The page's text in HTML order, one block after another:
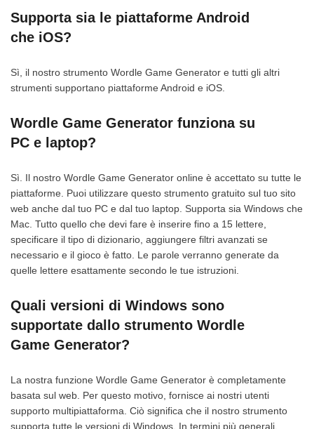
Supporta sia le piattaforme Android
che iOS?
Sì, il nostro strumento Wordle Game Generator e tutti gli altri
strumenti supportano piattaforme Android e iOS.
Wordle Game Generator funziona su
PC e laptop?
Sì. Il nostro Wordle Game Generator online è accettato su tutte le
piattaforme. Puoi utilizzare questo strumento gratuito sul tuo sito
web anche dal tuo PC e dal tuo laptop. Supporta sia Windows che
Mac. Tutto quello che devi fare è inserire fino a 15 lettere,
specificare il tipo di dizionario, aggiungere filtri avanzati se
necessario e il gioco è fatto. Le parole verranno generate da
quelle lettere esattamente secondo le tue istruzioni.
Quali versioni di Windows sono
supportate dallo strumento Wordle
Game Generator?
La nostra funzione Wordle Game Generator è completamente
basata sul web. Per questo motivo, fornisce ai nostri utenti
supporto multipiattaforma. Ciò significa che il nostro strumento
supporta tutte le versioni di Windows. In termini più generali,